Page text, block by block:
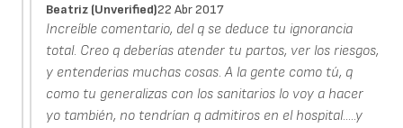
Beatriz (unverified)22 Abr 2017
Increíble comentario, del q se deduce tu ignorancia
total. Creo q deberías atender tu partos, ver los riesgos,
y entenderias muchas cosas. A la gente como tú, q
como tu generalizas con los sanitarios lo voy a hacer
yo también, no tendrían q admitiros en el hospital.....y